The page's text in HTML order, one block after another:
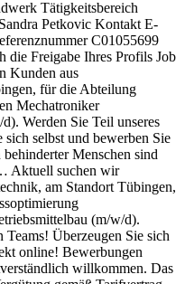
Tätigkeitsbereich
Petkovic Kontakt E-
C01055699
die Freigabe Ihres Profils Job
Kunden aus
für die Abteilung
Mechatroniker
Werden Sie Teil unseres
selbst und bewerben Sie
Menschen sind
Aktuell suchen wir
am Standort Tübingen,
(m/w/d).
Teams! Überzeugen Sie sich
online! Bewerbungen
willkommen. Das